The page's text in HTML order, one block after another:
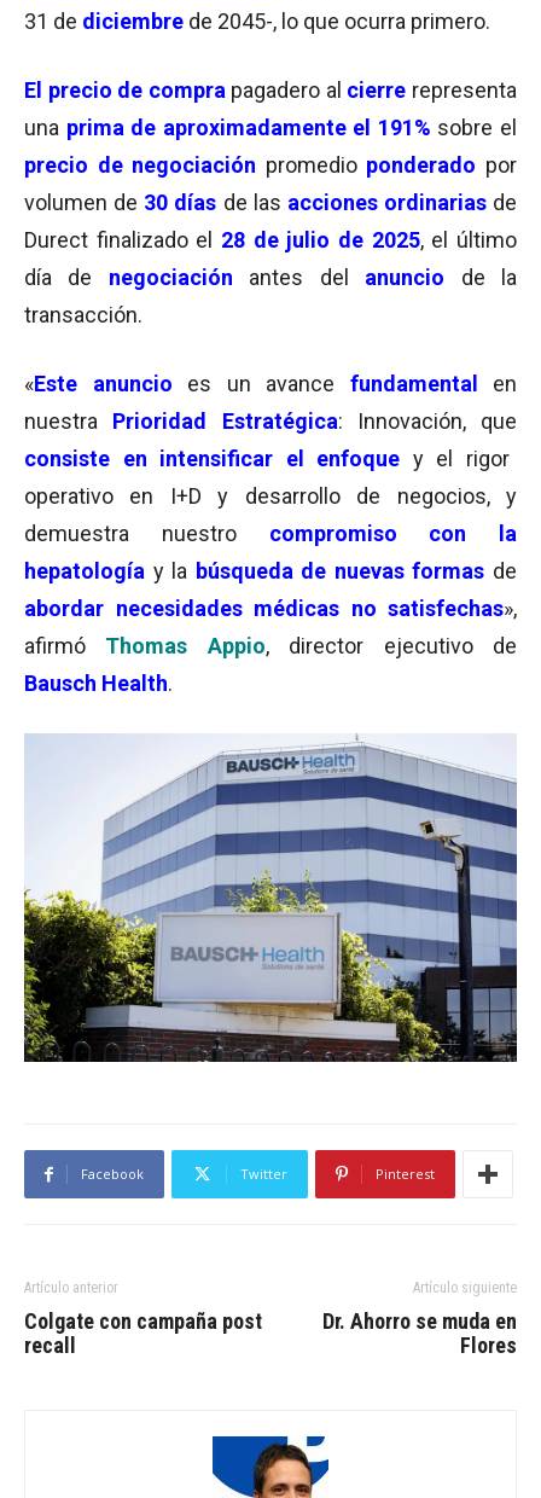
31 de diciembre de 2045-, lo que ocurra primero.
El precio de compra pagadero al cierre representa
una prima de aproximadamente el 191% sobre el
precio de negociación promedio ponderado por
volumen de 30 días de las acciones ordinariasde
Durect finalizado el 28 de julio de 2025, el último
día de negociación antes del anuncio
de la
transacción.
«Este anuncio es un avance fundamental
en
nuestra Prioridad Estratégica: Innovación, que
consiste en intensificar el enfoque y el rigor
operativo en I+D y desarrollo de negocios, y
demuestra nuestro compromiso con la
hepatología y la búsqueda de nuevas formas de
abordar necesidades médicas no satisfechas»,
afirmó Thomas Appio, director ejecutivo de
Bausch Health.
Facebook Twitter Pinterest
Artículo anterior
Colgate con campaña post
recall
Artículo siguiente
Dr. Ahorro se muda en
Flores